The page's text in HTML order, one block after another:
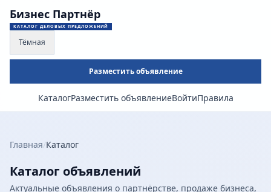
Бизнес Партнёр
КАТАЛОГ ДЕЛОВЫХ ПРЕДЛОЖЕНИЙ
Тёмная
Разместить объявление
КаталогРазместить объявлениеВойтиПравила
Главная/Каталог
Каталог объявлений
Актуальные объявления о партнёрстве, продаже бизнеса,